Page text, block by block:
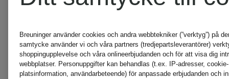
Breuninger använder cookies och andra webbtekniker (”verktyg”) på
samtycke använder vi och våra partners (tredjepartsleverantörer)
shoppingupplevelse och våra onlineerbjudanden och för att visa dig
webbplatser. Personuppgifter kan behandlas (t.ex. IP-adresser,
platsinformation, användarbeteende) för anpassade erbjudanden och